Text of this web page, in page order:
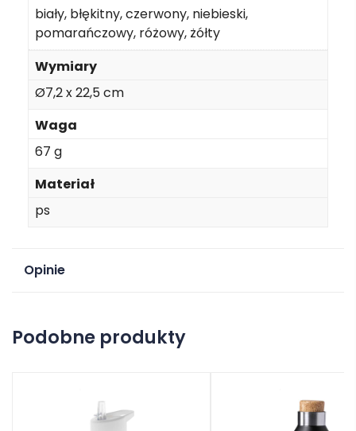
biały, błękitny, czerwony, niebieski,
pomarańczowy, różowy, żółty
Wymiary
Ø7,2 x 22,5 cm
Waga
67 g
Materiał
ps
Opinie
Podobne produkty